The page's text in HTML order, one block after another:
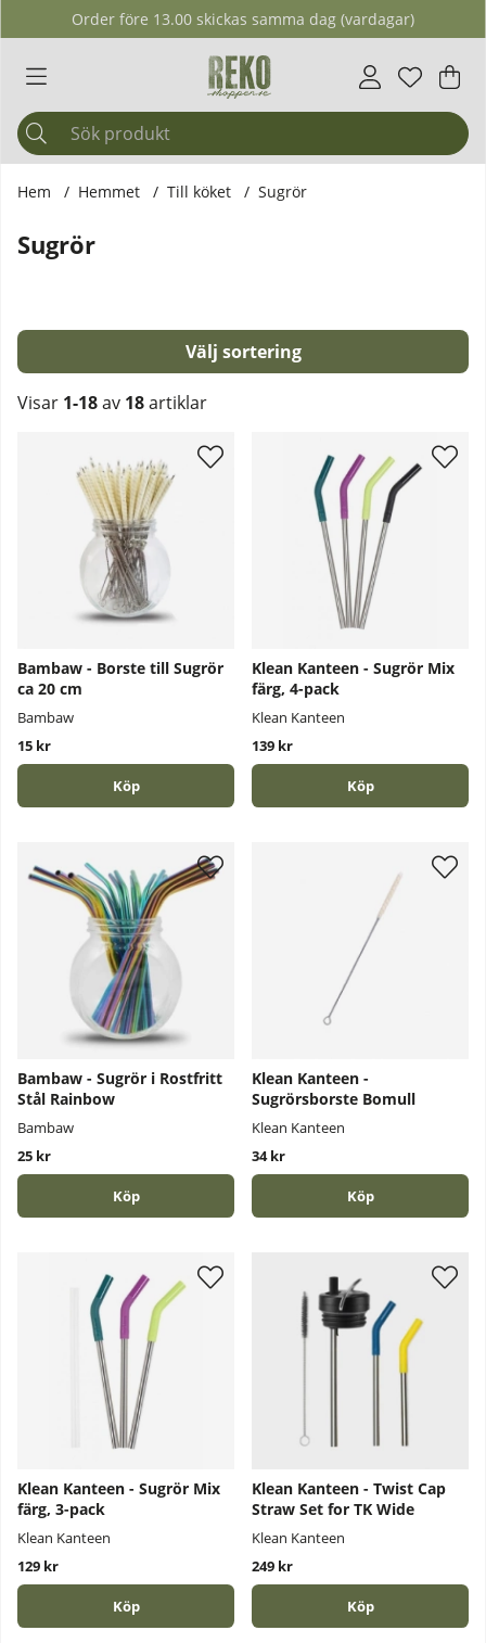
Order före 13.00 skickas samma dag (vardagar)
Antal i
. .
Hem Hemmet Till köket Sugrör
Sugrör
Sortera
Visar 1-18av 18artiklar
Bambaw - Borste till Sugrör
ca 20 cm
Bambaw
15 kr
Köp
Klean Kanteen - Sugrör Mix
färg, 4-pack
Klean Kanteen
139 kr
Köp
Bambaw - Sugrör i Rostfritt
Stål Rainbow
Bambaw
25 kr
Köp
Klean Kanteen -
Sugrörsborste Bomull
Klean Kanteen
34 kr
Köp
Klean Kanteen - Sugrör Mix
färg, 3-pack
Klean Kanteen
129 kr
Köp
Klean Kanteen - Twist Cap
Straw Set for TK Wide
Klean Kanteen
249 kr
Köp